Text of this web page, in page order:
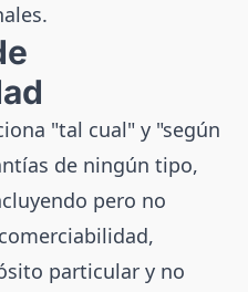
"tal cual" y "según
de ningún tipo,
pero no
particular y no